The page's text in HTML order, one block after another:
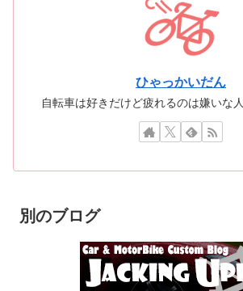
ひゃっかいだん
自転車は好きだけど疲れるのは嫌いな人
別のブログ